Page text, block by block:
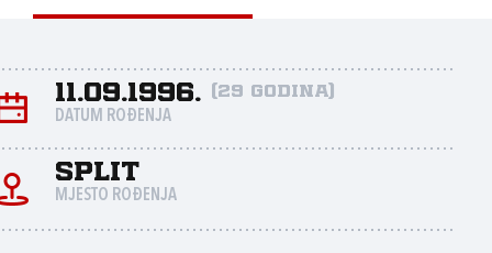
11.09.1996. (29 godina)
DATUM ROĐENJA
Split
MJESTO ROĐENJA